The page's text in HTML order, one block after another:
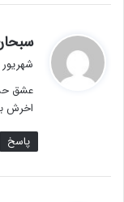
شهریور 25, 1402 در 6:48 ب.ظ
عشق حس
اخرش
پاسخ